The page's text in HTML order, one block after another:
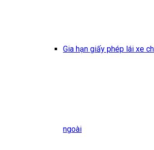
Gia hạn giấy phép lái xe
ngoài